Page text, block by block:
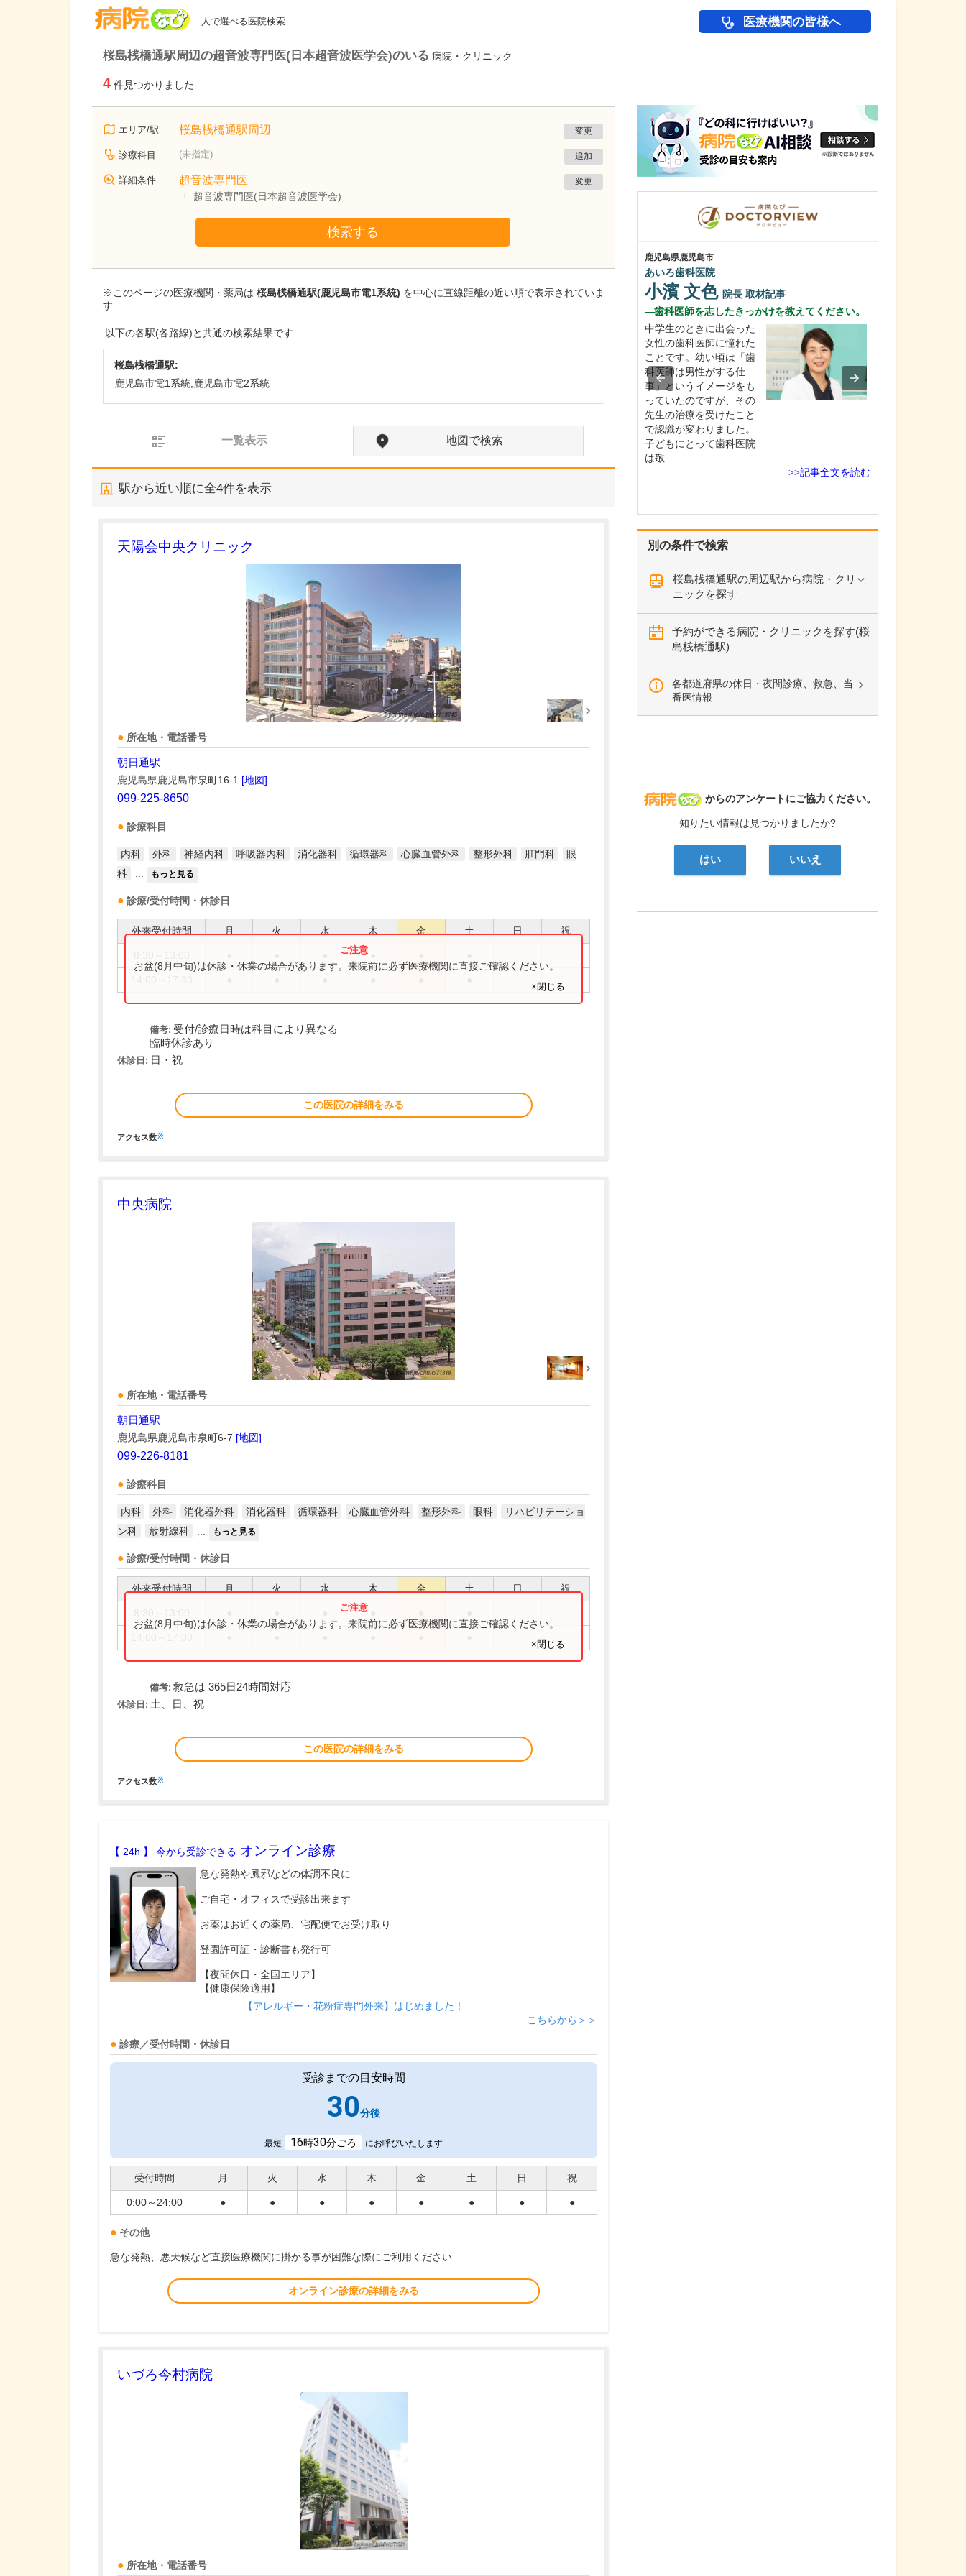
人で選べる医院検索 医療機関の皆様へ
桜島桟橋通駅周辺の超音波専門医(日本超音波医学会)のいる 病院・クリニック
4 件見つかりました
エリア/駅 桜島桟橋通駅周辺 変更
診療科目 (未指定) 追加
詳細条件 超音波専門医
超音波専門医(日本超音波医学会)
変更
検索する
※このページの医療機関・薬局は 桜島桟橋通駅(鹿児島市電1系統) を中心に直線距離の近い順で表示されていま
す
以下の各駅(各路線)と共通の検索結果です
桜島桟橋通駅:
鹿児島市電1系統,鹿児島市電2系統
一覧表示 地図で検索
駅から近い順に全4件を表示
天陽会中央クリニック
所在地・電話番号
朝日通駅
鹿児島県鹿児島市泉町16-1 [地図]
099-225-8650
診療科目
内科 外科 神経内科 呼吸器内科 消化器科 循環器科 心臓血管外科 整形外科 肛門科
眼
科
もっと見る
診療/受付時間・休診日
外来受付時間 月 火 水 木 金 土 日 祝
お盆(8月中旬)は休診・休業の場合があります。来院前に必ず医療機関に直接ご確認ください。
×閉じる
備考: 受付/診療日時は科目により異なる
臨時休診あり
休診日: 日・祝
この医院の詳細をみる
アクセス数※
中央病院
所在地・電話番号
朝日通駅
鹿児島県鹿児島市泉町6-7 [地図]
099-226-8181
診療科目
内科 外科 消化器外科 消化器科 循環器科 心臓血管外科 整形外科 眼科
リハビリテーショ
ン科
放射線科 もっと見る
診療/受付時間・休診日
外来受付時間 月 火 水 木 金 土 日 祝
お盆(8月中旬)は休診・休業の場合があります。来院前に必ず医療機関に直接ご確認ください。
×閉じる
備考: 救急は 365日24時間対応
休診日: 土、日、祝
この医院の詳細をみる
アクセス数※
【 24h 】 今から受診できる オンライン診療
急な発熱や風邪などの体調不良に
ご自宅・オフィスで受診出来ます
お薬はお近くの薬局、宅配便でお受け取り
登園許可証・診断書も発行可
【夜間休日・全国エリア】
【健康保険適用】
【アレルギー・花粉症専門外来】はじめました！
こちらから＞＞
診療／受付時間・休診日
受診までの目安時間
30分後
最短 16時30分ごろ にお呼びいたします
受付時間 月 火 水 木 金 土 日 祝
0:00～24:00 ● ● ● ● ● ● ● ●
その他
急な発熱、悪天候など直接医療機関に掛かる事が困難な際にご利用ください
オンライン診療の詳細をみる
いづろ今村病院
所在地・電話番号
別の条件で検索
桜島桟橋通駅の周辺駅から病院・クリ
ニックを探す
予約ができる病院・クリニックを探す(桜
島桟橋通駅)
各都道府県の休日・夜間診療、救急、当
番医情報
病院なび
からのアンケートにご協力ください。
知りたい情報は見つかりましたか?
はい いいえ
冨永内科
冨永 裕一院長取材記事
も変わっていません。私
の専門にかかわらず、お
なかの不調や貧血、更年
期障害による不定愁訴な
鹿児島県鹿児島市
あいろ歯科医院
小濱 文色 院長 取材記事
歯科医師を志したきっかけを教えてください。
中学生のときに出会った
女性の歯科医師に憧れた
ことです。幼い頃は「歯
科医師は男性がする仕
事」というイメージをも
っていたのですが、その
先生の治療を受けたこと
で認識が変わりました。
子どもにとって歯科医院
は敬…
>>記事全文を読む